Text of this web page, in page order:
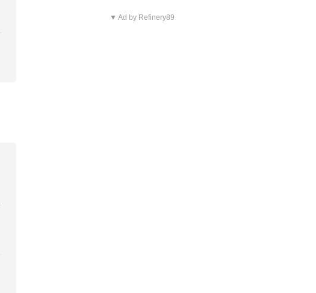
▼ Ad by Refinery89